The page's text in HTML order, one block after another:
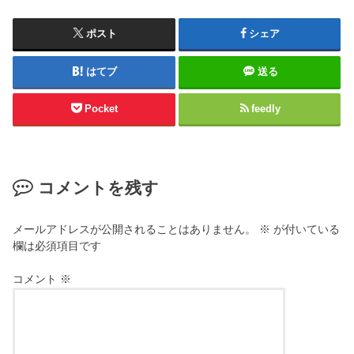
ポスト シェア
はてブ 送る
Pocket feedly
コメントを残す
メールアドレスが公開されることはありません。 ※ が付いている
欄は必須項目です
コメント ※